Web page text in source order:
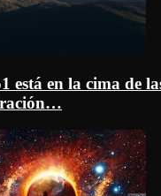
está en la cima de